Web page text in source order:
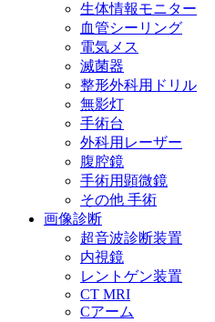
生体情報モニター
血管シーリング
電気メス
滅菌器
整形外科用ドリル
無影灯
手術台
外科用レーザー
腹腔鏡
手術用顕微鏡
その他 手術
画像診断
超音波診断装置
内視鏡
レントゲン装置
CT MRI
Cアーム